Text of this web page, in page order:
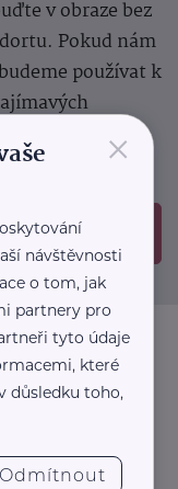
v obraze bez
Pokud nám
používat k
emailovou
e-mail.
Odeslat
×
návštěvnosti
o tom, jak
partnery pro
tyto údaje
které
důsledku toho,
Odmítnout